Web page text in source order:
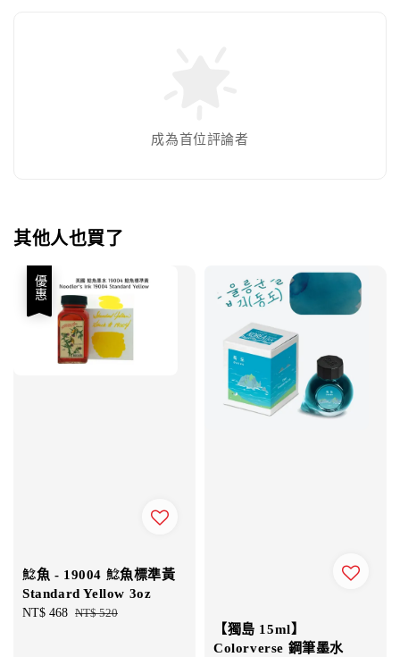
成為首位評論者
其他人也買了
優惠
鯰魚 - 19004 鯰魚標準黃
Standard Yellow 3oz
Sale
NT$ 468 Regular
NT$ 520
【獨島 15ml】
Colorverse 鋼筆墨水